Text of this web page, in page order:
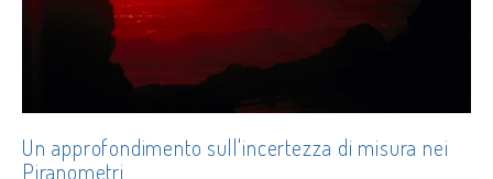
Un approfondimento sull'incertezza di misura nei
Piranometri